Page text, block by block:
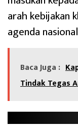
arah kebijakan
agenda
Baca Juga :
Tindak Tegas